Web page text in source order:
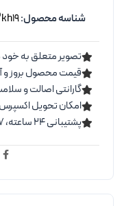
شناسه محصول:kh19
تصویر متعلق به
قیمت محصول بروز و
گارانتی اصالت و
امکان تحویل اکسپرس
پشتیبانی ۲۴ ساعته، ۷ روز هفته